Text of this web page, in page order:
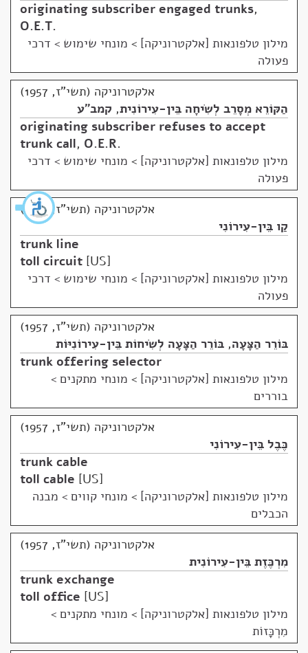
originating subscriber engaged trunks,
O.E.T.
מילון טלפונאות [אלקטרוניקה] > מונחי שימוש > דרכי
פעולה
אלקטרוניקה (תשי"ז, 1957)
הַקּוֹרֵא מְסָרֵב לְשִׂיחָה בֵּין-עִירוֹנִית, קמב"ע
originating subscriber refuses to accept
trunk call, O.E.R.
מילון טלפונאות [אלקטרוניקה] > מונחי שימוש > דרכי
פעולה
אלקטרוניקה (תשי"ז, 1957)
קַו בֵּין-עִירוֹנִי
trunk line
toll circuit US
מילון טלפונאות [אלקטרוניקה] > מונחי שימוש > דרכי
פעולה
אלקטרוניקה (תשי"ז, 1957)
בּוֹרֵר הַצָּעָה, בּוֹרֵר הַצָּעָה לְשִׂיחוֹת בֵּין-עִירוֹנִיּוֹת
trunk offering selector
מילון טלפונאות [אלקטרוניקה] > מונחי מתקנים >
בוררים
אלקטרוניקה (תשי"ז, 1957)
כֶּבֶל בֵּין-עִירוֹנִי
trunk cable
toll cable US
מילון טלפונאות [אלקטרוניקה] > מונחי קווים > מבנה
הכבלים
אלקטרוניקה (תשי"ז, 1957)
מִרְכֶּזֶת בֵּין-עִירוֹנִית
trunk exchange
toll office US
מילון טלפונאות [אלקטרוניקה] > מונחי מתקנים >
מִרְכָּזוֹת